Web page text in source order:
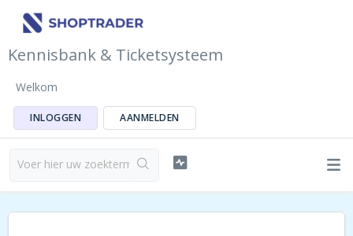
Kennisbank & Ticketsysteem
Welkom
INLOGGEN AANMELDEN